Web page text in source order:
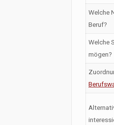
Welche
Beruf?
Welche
mögen?